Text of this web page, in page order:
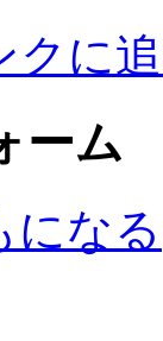
クに
ーム
になる